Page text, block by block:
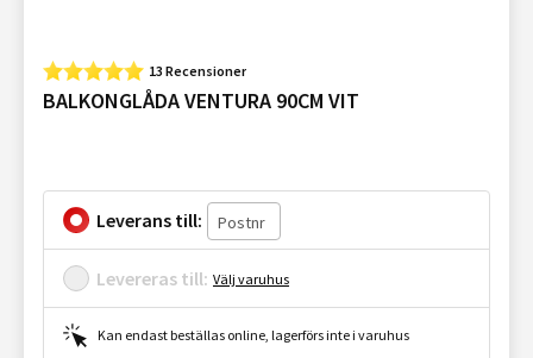
13 Recensioner
BALKONGLÅDA VENTURA 90CM VIT
Leverans till:
Levereras till: Välj varuhus
Kan endast beställas online, lagerförs inte i varuhus